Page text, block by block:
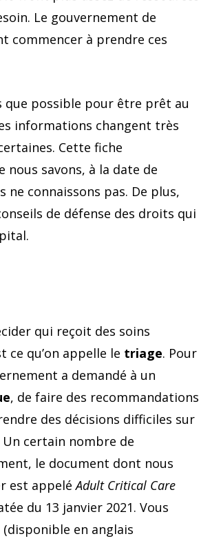
Le gouvernement de
commencer à prendre ces
possible pour être prêt au
informations changent très
Cette fiche
savons, à la date de
connaissons pas. De plus,
de défense des droits qui
qui reçoit des soins
ce qu’on appelle le triage. Pour
a demandé à un
, de faire des recommandations
des décisions difficiles sur
certain nombre de
le document dont nous
est appeléAdult Critical Care
du 13 janvier 2021. Vous
en anglais